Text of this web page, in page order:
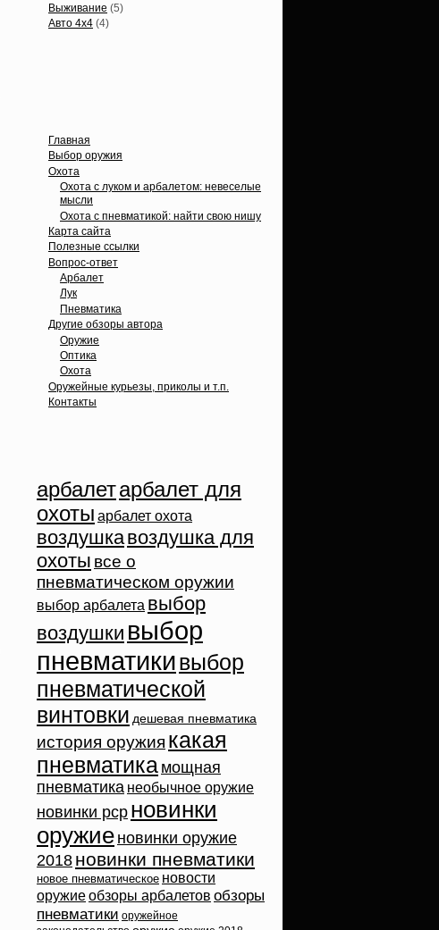
Выживание (5)
Авто 4х4 (4)
Главная
Выбор оружия
Охота
Охота с луком и арбалетом: невеселые
мысли
Охота с пневматикой: найти свою нишу
Карта сайта
Полезные ссылки
Вопрос-ответ
Арбалет
Лук
Пневматика
Другие обзоры автора
Оружие
Оптика
Охота
Оружейные курьезы, приколы и т.п.
Контакты
арбалетарбалет для
охоты арбалет охота
воздушкавоздушка для
охоты все о
пневматическом оружии
выбор арбалета выбор
воздушки выбор
пневматикивыбор
пневматической
винтовки дешевая пневматика
история оружия какая
пневматика мощная
пневматика необычное оружие
новинки pcp новинки
оружие новинки оружие
2018 новинки пневматики
новое пневматическое новости
оружиеобзоры арбалетов обзоры
пневматики оружейное